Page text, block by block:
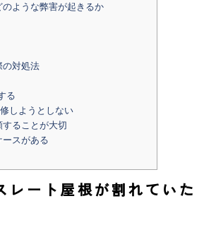
ような弊害が起きるか
の対処法
る
しようとしない
ることが大切
ースがある
レート屋根が割れていた